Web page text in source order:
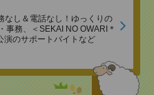
なし＆電話なし！ゆっくりの
事務、＜SEKAI NO OWARI＊
演のサポートバイトなど